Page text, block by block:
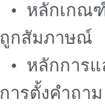
• หลักเกณ
ถูกสัมภาษณ์
• หลักการ
การตั้งคำถา